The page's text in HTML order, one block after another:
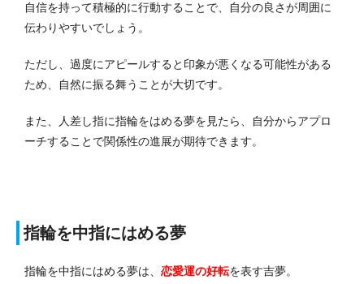
自信を持って積極的に行動することで、自分の良さが周囲に
伝わりやすいでしょう。
ただし、過度にアピールすると印象が悪くなる可能性がある
ため、自然に振る舞うことが大切です。
また、人差し指に指輪をはめる夢を見たら、自分からアプロ
ーチすることで関係性の進展が期待できます。
指輪を中指にはめる夢
指輪を中指にはめる夢は、 恋愛運の好転を表す吉夢。